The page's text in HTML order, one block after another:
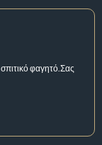
φαγητό.Σας